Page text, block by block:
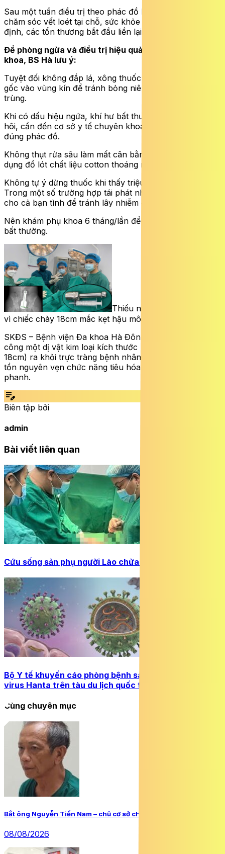
Sau một tuần điều trị theo phác đồ kiểm soát nấm và
chăm sóc vết loét tại chỗ, sức khỏe bệnh nhân đã ổn
định, các tổn thương bắt đầu liền lại.
Để phòng ngừa và điều trị hiệu quả các bệnh phụ
khoa, BS Hà lưu ý:
Tuyệt đối không đắp lá, xông thuốc không rõ nguồn
gốc vào vùng kín để tránh bỏng niêm mạc hoặc nhiễm
trùng.
Khi có dấu hiệu ngứa, khí hư bất thường hoặc có mùi
hôi, cần đến cơ sở y tế chuyên khoa để khám và điều trị
đúng phác đồ.
Không thụt rửa sâu làm mất cân bằng pH âm đạo; sử
dụng đồ lót chất liệu cotton thoáng mát.
Không tự ý dừng thuốc khi thấy triệu chứng vừa giảm.
Trong một số trường hợp tái phát nhiều lần, cần điều trị
cho cả bạn tình để tránh lây nhiễm chéo.
Nên khám phụ khoa 6 tháng/lần để phát hiện sớm các
bất thường.
Thiếu niên 15 tuổi cấp cứu
vì chiếc chày 18cm mắc kẹt hậu môn
SKĐS – Bệnh viện Đa khoa Hà Đông vừa lấy thành
công một dị vật kim loại kích thước lớn (chiếc dày dài
18cm) ra khỏi trực tràng bệnh nhân N.K.N (15 tuổi), bảo
tồn nguyên vẹn chức năng tiêu hóa mà không cần mổ
phanh.
edit_note
Biên tập bởi
admin
Bài viết liên quan
Cứu sống sản phụ người Lào chửa ngoài tử cung bị vỡ
Bộ Y tế khuyến cáo phòng bệnh sau chùm ca nhiễm
virus Hanta trên tàu du lịch quốc tế
Cùng chuyên mục
Bắt ông Nguyễn Tiến Nam – chủ cơ sở chữa bệnh bằng nước
08/08/2026